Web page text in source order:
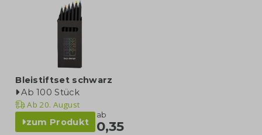
Bleistiftset schwarz
Ab 100 Stück
Ab 20. August
zum Produkt
ab
0,35